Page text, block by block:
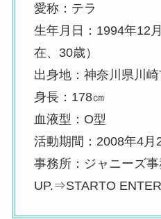
愛称：テラ
生年月日：1994年12
在、30歳）
出身地：神奈川県川
身長：178㎝
血液型：O型
活動期間：2008年4月
事務所：ジャニーズ
UP.⇒STARTO